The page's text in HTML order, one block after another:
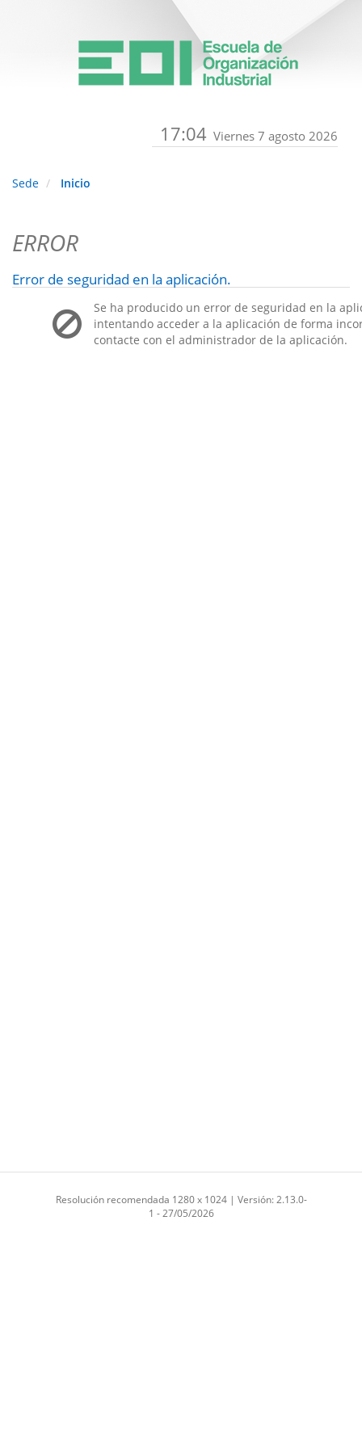
17:04 Viernes 7 agosto 2026
Sede Inicio
ERROR
Error de seguridad en la aplicación.
Se ha producido un error de seguridad en la
intentando acceder a la aplicación de forma
contacte con el administrador de la aplicación.
Resolución recomendada 1280 x 1024 | Versión: 2.13.0-
1 - 27/05/2026